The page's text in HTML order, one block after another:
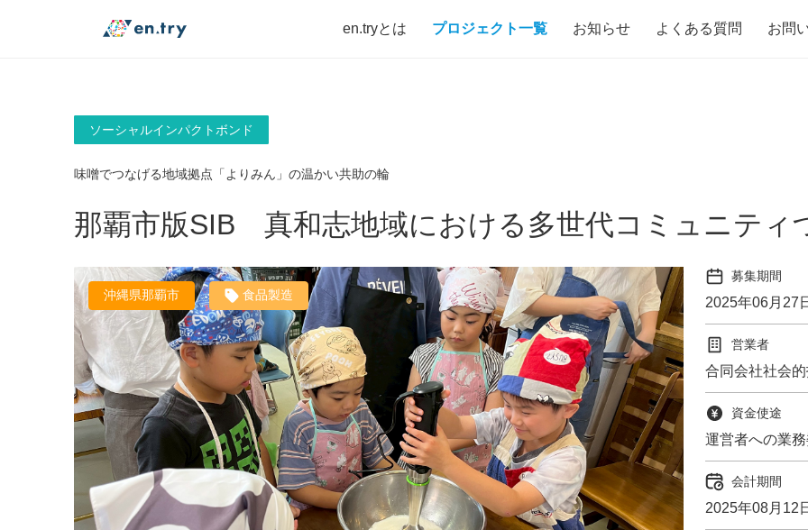
en.tryとは プロジェクト一覧 お知らせ よくある質問 お問
ソーシャルインパクトボンド
味噌でつなげる地域拠点「よりみん」の温かい共助の輪
那覇市版SIB 真和志地域における多世代コミュニティ
沖縄県那覇市 食品製造
募集期間
2025年06月27
営業者
合同会社社会
資金使途
運営者への業
会計期間
2025年08月12